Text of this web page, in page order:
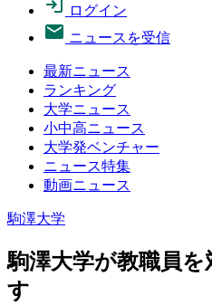
ログイン
ニュースを受信
最新ニュース
ランキング
大学ニュース
小中高ニュース
大学発ベンチャー
ニュース特集
動画ニュース
駒澤大学
駒澤大学が教職員
す